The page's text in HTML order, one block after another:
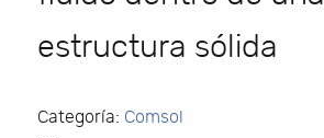
estructura sólida
Categoría: Comsol